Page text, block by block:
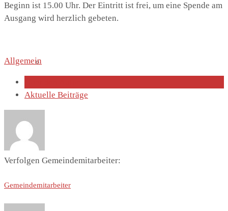
Beginn ist 15.00 Uhr. Der Eintritt ist frei, um eine Spende am
Ausgang wird herzlich gebeten.
Allgemein
Aktuelle Beiträge
Verfolgen Gemeindemitarbeiter:
Gemeindemitarbeiter